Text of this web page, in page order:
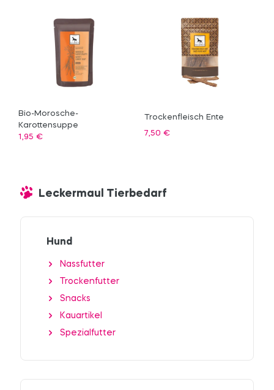
Bio-Morosche-
Karottensuppe
1,95 €
Trockenfleisch Ente
7,50 €
Leckermaul Tierbedarf
Hund
Nassfutter
Trockenfutter
Snacks
Kauartikel
Spezialfutter